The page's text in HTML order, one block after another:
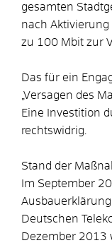
gesamten
nach Aktivierung
zu 100 Mbit zur
Das für ein
„Versagen des
Eine Investition
rechtswidrig.
Stand der
Im September
Deutschen
Dezember 2013